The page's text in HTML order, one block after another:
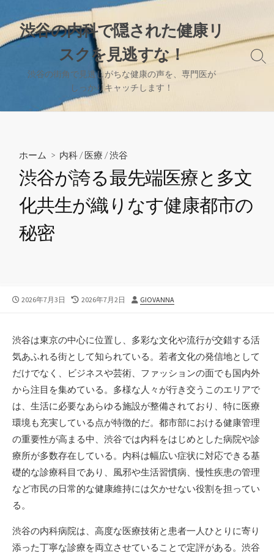
ン
テ
ン
キ
渋谷の内科で隠された健康リ
スクを見逃すな！
渋谷の街角で見逃しがちな健康の声を、専門医が
しっかりキャッチします！
検
ホーム > 内科 /医療 /渋谷
渋谷が誇る最先端医療と多文
化共生が織りなす健康都市の
秘密
公
2026年7月3日
最
新
日
2026年7月2日
投
GIOVANNA
渋谷は東京の中心に位置し、多彩な文化や流行が交錯する活
気あふれる街として知られている。 若者文化の発信地として
だけでなく、ビジネスや芸術、ファッションの面でも国内外
から注目を集めている。多様な人々が行き交うこのエリアで
は、生活に必要なあらゆる施設が整備されており、特に医療
環境も充実している点が特徴的だ。都市部における健康管理
の重要性が高まる中、渋谷では内科をはじめとした病院や診
療所が多数存在している。内科は幅広い症状に対応できる基
礎的な診療科目であり、風邪や生活習慣病、慢性疾患の管理
など市民の日常的な健康維持には欠かせない役割を担ってい
る。
渋谷の内科病院は、高度な医療技術と患者一人ひとりに寄り
添った丁寧な診療を両立させていることで定評がある。渋谷